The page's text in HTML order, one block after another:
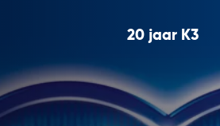
20 jaar K3